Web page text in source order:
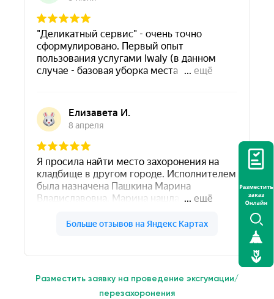
Разместить заявку на проведение эксгумации/
перезахоронения